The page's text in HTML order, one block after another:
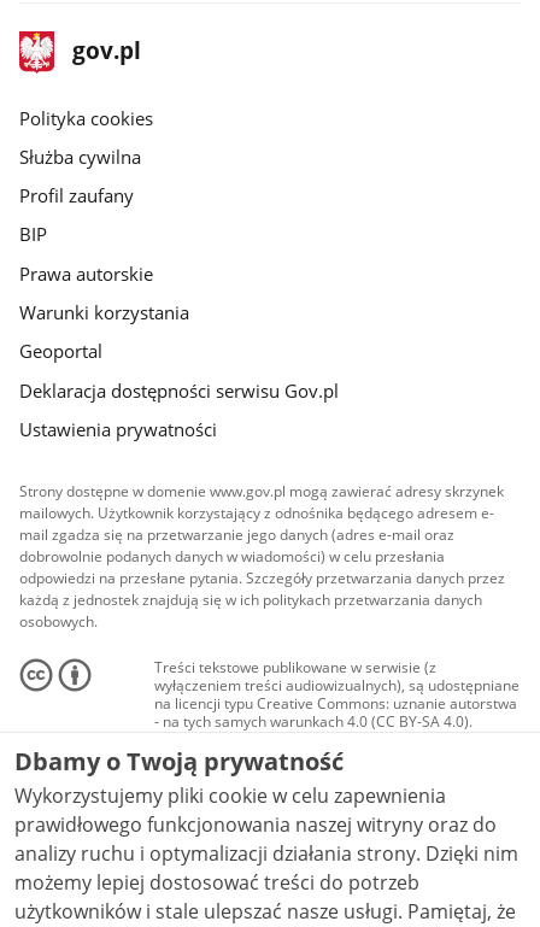
stopka
gov.pl
Strona
gov.pl
gov.pl
Polityka cookies
Służba cywilna
Profil zaufany
BIP
Prawa autorskie
Warunki korzystania
Geoportal
Deklaracja dostępności serwisu Gov.pl
Ustawienia prywatności
Strony dostępne w domenie www.gov.pl mogą zawierać adresy skrzynek
mailowych. Użytkownik korzystający z odnośnika będącego adresem e-
mail zgadza się na przetwarzanie jego danych (adres e-mail oraz
dobrowolnie podanych danych w wiadomości) w celu przesłania
odpowiedzi na przesłane pytania. Szczegóły przetwarzania danych przez
każdą z jednostek znajdują się w ich politykach przetwarzania danych
osobowych.
Treści tekstowe publikowane w serwisie (z
wyłączeniem treści audiowizualnych), są udostępniane
na licencji typu Creative Commons: uznanie autorstwa
- na tych samych warunkach 4.0 (CC BY-SA 4.0).
Materiały audiowizualne, w tym zdjęcia, materiały
audio i wideo, są udostępniane na licencji typu
Creative Commons: uznanie autorstwa użycie
niekomercyjne - bez utworów zależnych 4.0 (CC BY-
NC-ND 4.0), o ile nie jest to stwierdzone inaczej.
Dbamy o Twoją prywatność
Wykorzystujemy pliki cookie w celu zapewnienia
prawidłowego funkcjonowania naszej witryny oraz do
analizy ruchu i optymalizacji działania strony. Dzięki nim
możemy lepiej dostosować treści do potrzeb
użytkowników i stale ulepszać nasze usługi. Pamiętaj, że